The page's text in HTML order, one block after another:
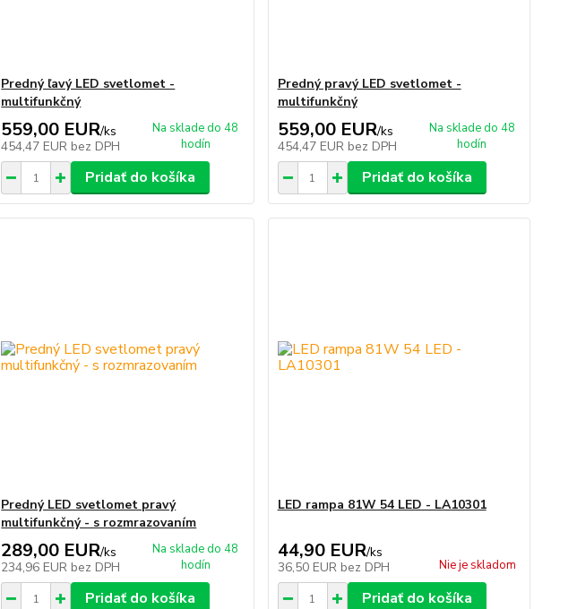
Predný ľavý LED svetlomet -
multifunkčný
559,00 EUR/ks
454,47 EUR bez DPH
Na sklade do 48
hodín
Pridať do košíka
Predný pravý LED svetlomet -
multifunkčný
559,00 EUR/ks
454,47 EUR bez DPH
Na sklade do 48
hodín
Pridať do košíka
Predný LED svetlomet pravý
multifunkčný - s rozmrazovaním
289,00 EUR/ks
234,96 EUR bez DPH
Na sklade do 48
hodín
Pridať do košíka
LED rampa 81W 54 LED - LA10301
44,90 EUR/ks
36,50 EUR bez DPH Nie je skladom
Pridať do košíka